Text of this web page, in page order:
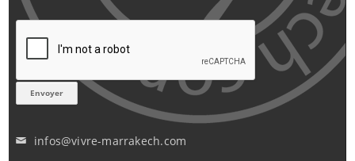
✉ infos@vivre-marrakech.com